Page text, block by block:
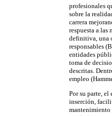
profesionales
sobre la
carrera
respuesta a las
definitiva, una
responsables
entidades
toma de
descritas.
empleo
Por su parte,
inserción,
mantenimiento